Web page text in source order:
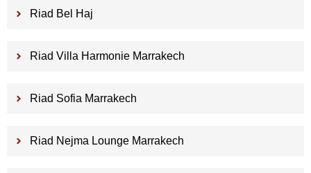
Riad Bel Haj
Riad Villa Harmonie Marrakech
Riad Sofia Marrakech
Riad Nejma Lounge Marrakech